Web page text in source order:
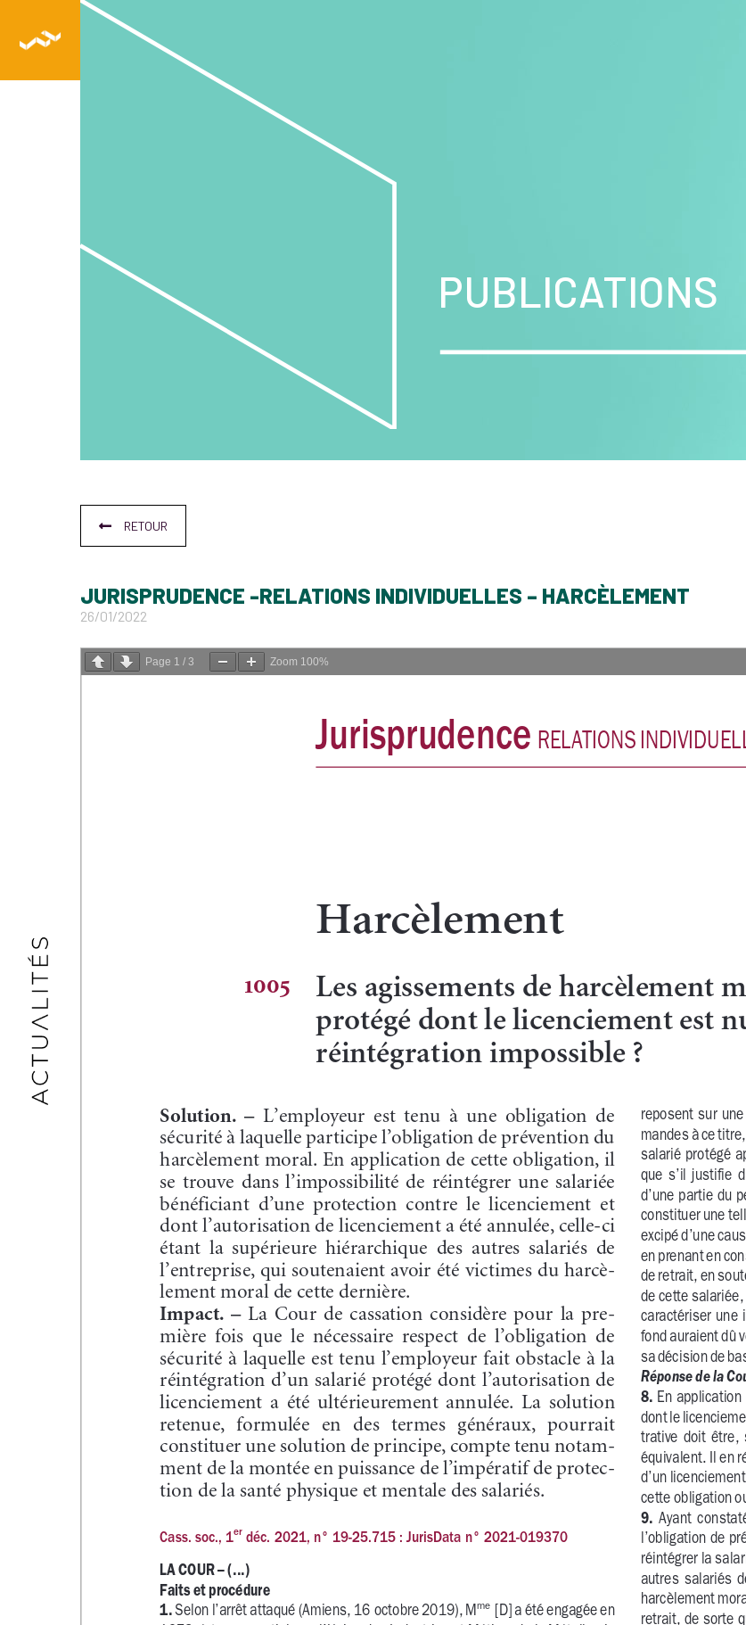
PUBLICATIONS
RETOUR
JURISPRUDENCE -RELATIONS INDIVIDUELLES – HARCÈLEMENT
26/01/2022
Page 1 / 3 Zoom 100%